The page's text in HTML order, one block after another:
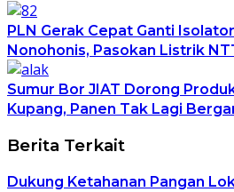
PLN Gerak Cepat Ganti
Nonohonis, Pasokan Listrik
Sumur Bor JIAT Dorong
Kupang, Panen Tak Lagi
Berita Terkait
Dukung Ketahanan Pangan